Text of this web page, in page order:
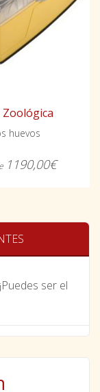
huevos
1190,00€
ser el